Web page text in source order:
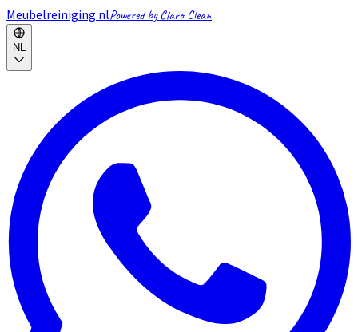
Meubelreiniging.nlPowered by Claro Clean
NL